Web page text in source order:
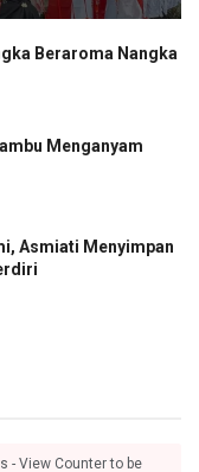
Beraroma Nangka
Menganyam
Asmiati Menyimpan
- View Counter to be